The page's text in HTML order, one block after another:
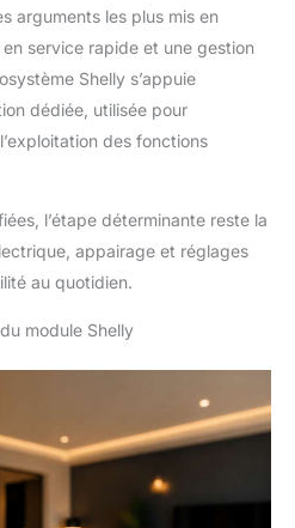
arguments les plus mis en
service rapide et une gestion
Shelly s’appuie
dédiée, utilisée pour
des fonctions
l’étape déterminante reste la
appairage et réglages
au quotidien.
module Shelly